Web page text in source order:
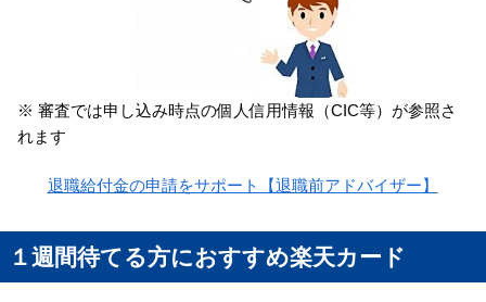
※ 審査では申し込み時点の個人信用情報（CIC等）が参照さ
れます
退職給付金の申請をサポート【退職前アドバイザー】
１週間待てる方におすすめ楽天カード